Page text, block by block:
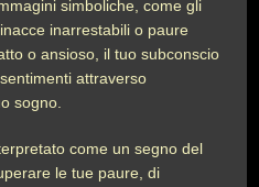
simboliche, come gli
inarrestabili o paure
o ansioso, il tuo subconscio
attraverso
sogno.
come un segno del
le tue paure, di